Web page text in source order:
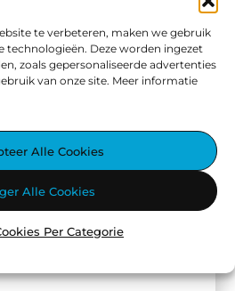
te verbeteren, maken we gebruik
technologieën. Deze worden ingezet
zoals gepersonaliseerde advertenties
van onze site. Meer informatie
Alle Cookies
Alle Cookies
Per Categorie
het water met boot huren
in het noordoosten van
om zijn prachtige waterwegen en
pittoreske ...